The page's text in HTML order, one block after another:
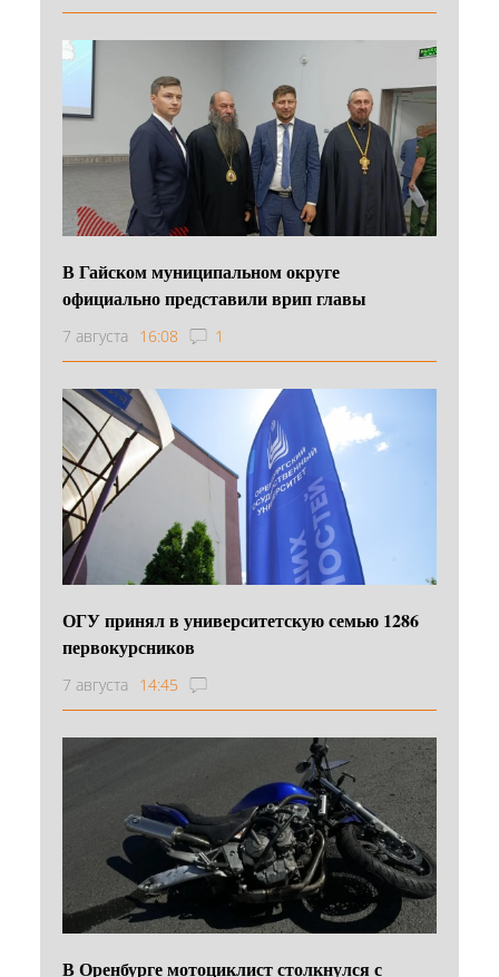
В Гайском муниципальном округе
официально представили врип главы
7 августа 16:08 1
ОГУ принял в университетскую семью 1286
первокурсников
7 августа 14:45
В Оренбурге мотоциклист столкнулся с